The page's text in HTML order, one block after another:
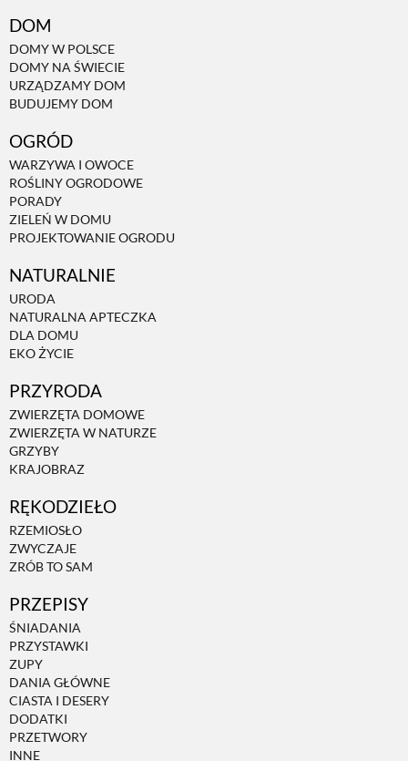
DOM
DOMY W POLSCE
DOMY NA ŚWIECIE
URZĄDZAMY DOM
BUDUJEMY DOM
OGRÓD
WARZYWA I OWOCE
ROŚLINY OGRODOWE
PORADY
ZIELEŃ W DOMU
PROJEKTOWANIE OGRODU
NATURALNIE
URODA
NATURALNA APTECZKA
DLA DOMU
EKO ŻYCIE
PRZYRODA
ZWIERZĘTA DOMOWE
ZWIERZĘTA W NATURZE
GRZYBY
KRAJOBRAZ
RĘKODZIEŁO
RZEMIOSŁO
ZWYCZAJE
ZRÓB TO SAM
PRZEPISY
ŚNIADANIA
PRZYSTAWKI
ZUPY
DANIA GŁÓWNE
CIASTA I DESERY
DODATKI
PRZETWORY
INNE